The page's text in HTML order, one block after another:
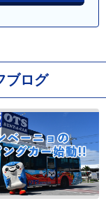
ブログ